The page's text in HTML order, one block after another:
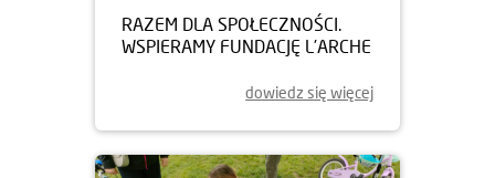
RAZEM DLA SPOŁECZNOŚCI.
WSPIERAMY FUNDACJĘ L’ARCHE
dowiedz się więcej